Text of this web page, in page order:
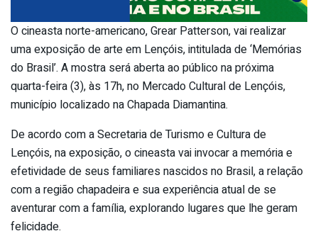
O cineasta norte-americano, Grear Patterson, vai realizar
uma exposição de arte em Lençóis, intitulada de ‘Memórias
do Brasil’. A mostra será aberta ao público na próxima
quarta-feira (3), às 17h, no Mercado Cultural de Lençóis,
município localizado na Chapada Diamantina.
De acordo com a Secretaria de Turismo e Cultura de
Lençóis, na exposição, o cineasta vai invocar a memória e
efetividade de seus familiares nascidos no Brasil, a relação
com a região chapadeira e sua experiência atual de se
aventurar com a família, explorando lugares que lhe geram
felicidade.